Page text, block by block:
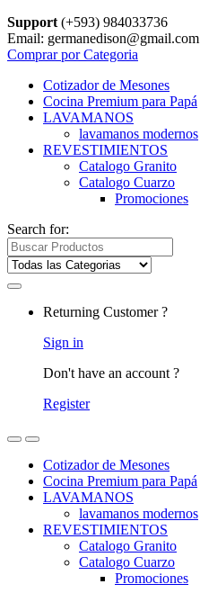
Support (+593) 984033736
Email: germanedison@gmail.com
Comprar por Categoria
Cotizador de Mesones
Cocina Premium para Papá
LAVAMANOS
lavamanos modernos
REVESTIMIENTOS
Catalogo Granito
Catalogo Cuarzo
Promociones
Search for:
Returning Customer ?
Sign in
Don't have an account ?
Register
Cotizador de Mesones
Cocina Premium para Papá
LAVAMANOS
lavamanos modernos
REVESTIMIENTOS
Catalogo Granito
Catalogo Cuarzo
Promociones